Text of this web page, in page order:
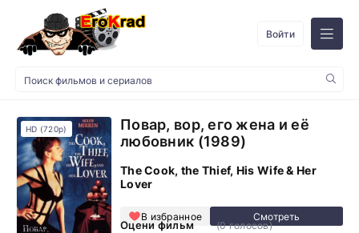
Войти
Повар, вор, его жена и её
любовник (1989)
The Cook, the Thief, His Wife & Her
Lover
В избранное
HD (720p)
Оцени фильм
(0голосов)